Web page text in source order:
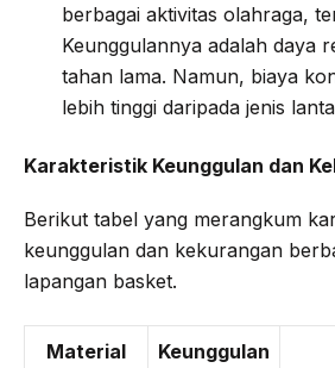
berbagai aktivitas olahraga,
Keunggulannya adalah daya
tahan lama. Namun, biaya
lebih tinggi daripada jenis
Karakteristik Keunggulan dan
Berikut tabel yang merangkum
keunggulan dan kekurangan
lapangan basket.
Material Keunggulan